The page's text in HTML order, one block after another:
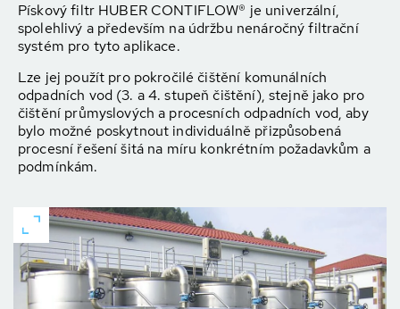
Pískový filtr HUBER CONTIFLOW® je univerzální,
spolehlivý a především na údržbu nenáročný filtrační
systém pro tyto aplikace.
Lze jej použít pro pokročilé čištění komunálních
odpadních vod (3. a 4. stupeň čištění), stejně jako pro
čištění průmyslových a procesních odpadních vod, aby
bylo možné poskytnout individuálně přizpůsobená
procesní řešení šitá na míru konkrétním požadavkům a
podmínkám.